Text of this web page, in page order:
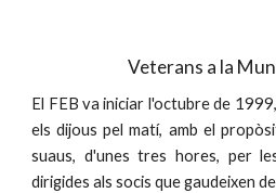
Veterans a la
El FEB va iniciar l'octubre de
els dijous pel matí, amb el
suaus, d'unes tres hores, per
dirigides als socis que gaudeixen